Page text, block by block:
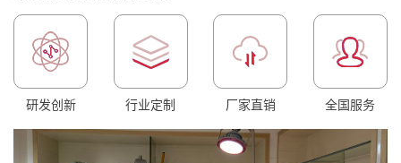
研发创新 行业定制 厂家直销 全国服务